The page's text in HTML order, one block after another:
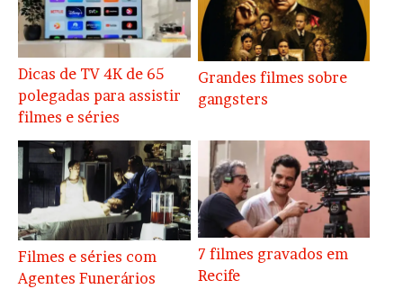
Dicas de TV 4K de 65
polegadas para assistir
filmes e séries
Grandes filmes sobre
gangsters
Filmes e séries com
Agentes Funerários
7 filmes gravados em
Recife